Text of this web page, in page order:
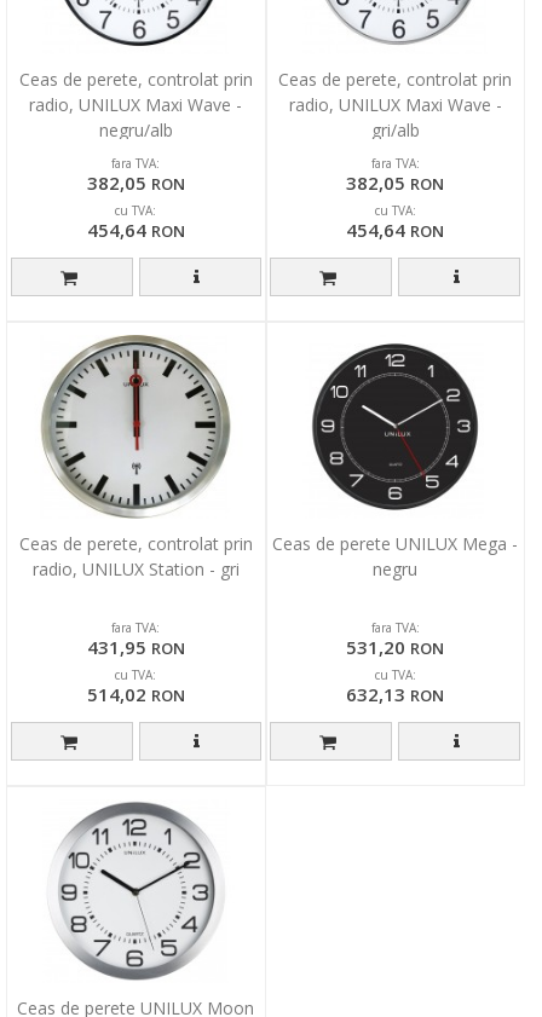
Ceas de perete, controlat prin
radio, UNILUX Maxi Wave -
negru/alb
fara TVA:
382,05 RON
cu TVA:
454,64 RON
Ceas de perete, controlat prin
radio, UNILUX Maxi Wave -
gri/alb
fara TVA:
382,05 RON
cu TVA:
454,64 RON
Ceas de perete, controlat prin
radio, UNILUX Station - gri
fara TVA:
431,95 RON
cu TVA:
514,02 RON
Ceas de perete UNILUX Mega -
negru
fara TVA:
531,20 RON
cu TVA:
632,13 RON
Ceas de perete UNILUX Moon